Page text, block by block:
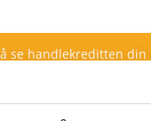
se handlekreditten din